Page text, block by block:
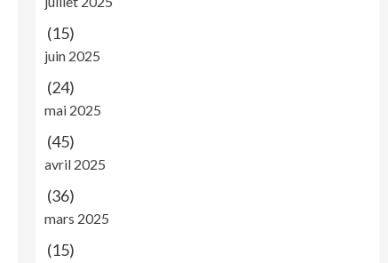
(15)
juin 2025
(24)
mai 2025
(45)
avril 2025
(36)
mars 2025
(15)